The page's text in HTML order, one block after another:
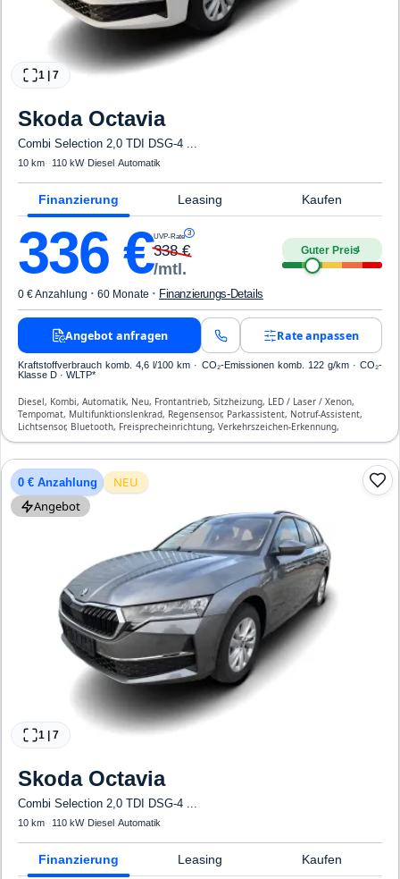
1 7
Skoda Octavia
Combi Selection 2,0 TDI DSG-4 ...
10 km· · 110 kW· Diesel·Automatik
Finanzierung Leasing Kaufen
336 €UVP-Rate 3
338€
/mtl.
Guter Preis4
0 € Anzahlung · 60 Monate · Finanzierungs-Details
Angebot anfragen Rate anpassen
Kraftstoffverbrauch komb. 4,6 l/100 km · CO₂-Emissionen komb. 122 g/km · CO₂-
Klasse D · WLTP*
Diesel, Kombi, Automatik, Neu, Frontantrieb, Sitzheizung, LED / Laser / Xenon,
Tempomat, Multifunktionslenkrad, Regensensor, Parkassistent, Notruf-Assistent,
Lichtsensor, Bluetooth, Freisprecheinrichtung, Verkehrszeichen-Erkennung,
Klimatisierung, Front-, Seiten- und weitere Airbags
0 € Anzahlung
NEU
Angebot
1 7
Skoda Octavia
Combi Selection 2,0 TDI DSG-4 ...
10 km· · 110 kW· Diesel·Automatik
Finanzierung Leasing Kaufen